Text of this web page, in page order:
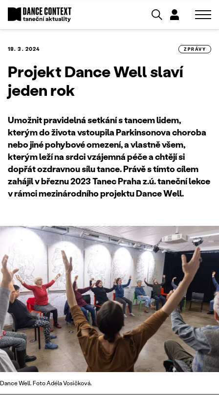
18. 3. 2024 ZPRÁVY
Projekt Dance Well slaví
jeden rok
Umožnit pravidelná setkání s tancem lidem,
kterým do života vstoupila Parkinsonova choroba
nebo jiné pohybové omezení, a vlastně všem,
kterým leží na srdci vzájemná péče a chtějí si
dopřát ozdravnou sílu tance. Právě s tímto cílem
zahájil v březnu 2023 Tanec Praha z.ú. taneční lekce
v rámci mezinárodního projektu Dance Well.
Dance Well. Foto Adéla Vosičková.